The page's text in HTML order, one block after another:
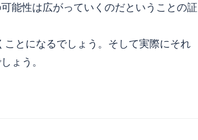
能性は広がっていくのだということの証
とになるでしょう。そして実際にそれ
ょう。